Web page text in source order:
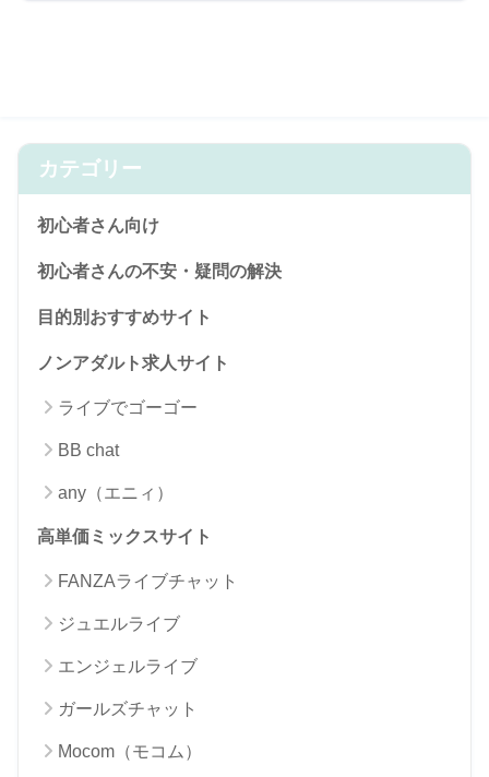
カテゴリー
初心者さん向け
初心者さんの不安・疑問の解決
目的別おすすめサイト
ノンアダルト求人サイト
ライブでゴーゴー
BB chat
any（エニィ）
高単価ミックスサイト
FANZAライブチャット
ジュエルライブ
エンジェルライブ
ガールズチャット
Mocom（モコム）